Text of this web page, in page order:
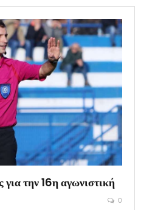
για την 16η αγωνιστική
0